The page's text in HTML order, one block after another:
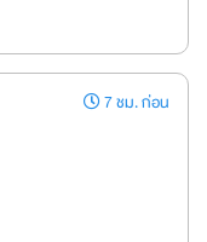
7 ชม. ก่อน